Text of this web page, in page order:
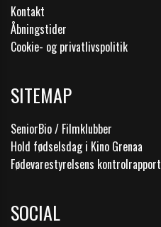
Kontakt
Åbningstider
Cookie- og privatlivspolitik
SITEMAP
SeniorBio / Filmklubber
Hold fødselsdag i Kino Grenaa
Fødevarestyrelsens kontrolrapport
SOCIAL